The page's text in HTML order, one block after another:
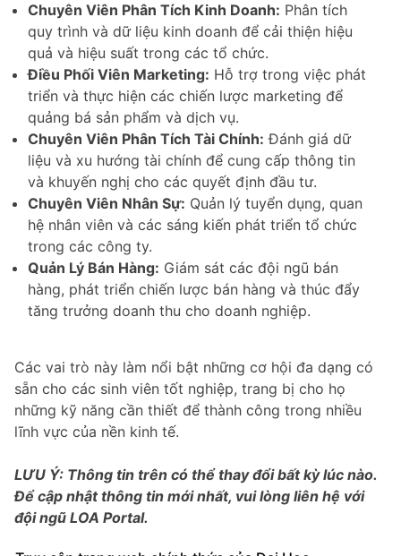
Chuyên Viên Phân Tích Kinh Doanh: Phân tích
quy trình và dữ liệu kinh doanh để cải thiện hiệu
quả và hiệu suất trong các tổ chức.
Điều Phối Viên Marketing: Hỗ trợ trong việc phát
triển và thực hiện các chiến lược marketing để
quảng bá sản phẩm và dịch vụ.
Chuyên Viên Phân Tích Tài Chính: Đánh giá dữ
liệu và xu hướng tài chính để cung cấp thông tin
và khuyến nghị cho các quyết định đầu tư.
Chuyên Viên Nhân Sự: Quản lý tuyển dụng, quan
hệ nhân viên và các sáng kiến phát triển tổ chức
trong các công ty.
Quản Lý Bán Hàng: Giám sát các đội ngũ bán
hàng, phát triển chiến lược bán hàng và thúc đẩy
tăng trưởng doanh thu cho doanh nghiệp.
Các vai trò này làm nổi bật những cơ hội đa dạng có
sẵn cho các sinh viên tốt nghiệp, trang bị cho họ
những kỹ năng cần thiết để thành công trong nhiều
lĩnh vực của nền kinh tế.
LƯU Ý: Thông tin trên có thể thay đổi bất kỳ lúc nào.
Để cập nhật thông tin mới nhất, vui lòng liên hệ với
đội ngũ LOA Portal.